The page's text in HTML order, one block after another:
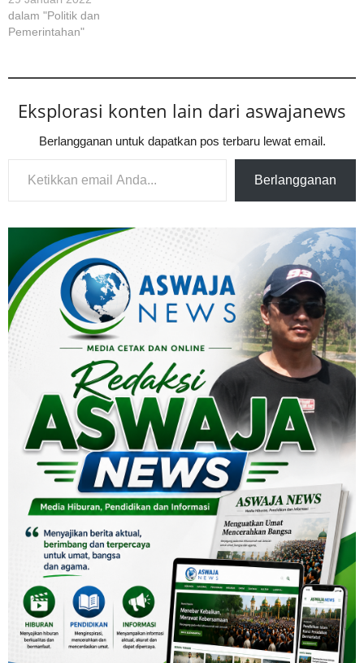
dalam "Politik dan
Pemerintahan"
Eksplorasi konten lain dari aswajanews
Berlangganan untuk dapatkan pos terbaru lewat email.
Ketikkan email Anda...
Berlangganan